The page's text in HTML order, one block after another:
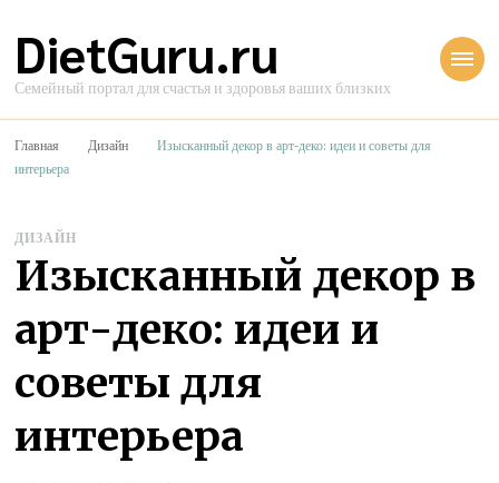
DietGuru.ru
Семейный портал для счастья и здоровья ваших близких
Главная Дизайн
Изысканный декор в арт-деко: идеи и советы для
интерьера
ДИЗАЙН
Изысканный декор в
арт-деко: идеи и
советы для
интерьера